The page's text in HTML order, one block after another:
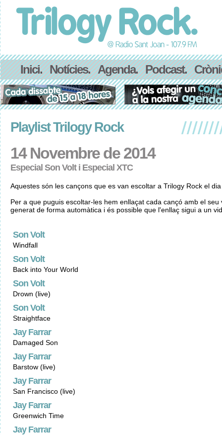
Inici. Notícies. Agenda. Podcast.
Playlist Trilogy Rock
14 Novembre de 2014
Especial Son Volt i Especial XTC
Aquestes són les cançons que es van escoltar a Trilogy Rock el
Per a que puguis escoltar-les hem enllaçat cada cançó amb el
generat de forma automàtica i és possible que l'enllaç sigui a un
Son Volt
Windfall
Son Volt
Back into Your World
Son Volt
Drown (live)
Son Volt
Straightface
Jay Farrar
Damaged Son
Jay Farrar
Barstow (live)
Jay Farrar
San Francisco (live)
Jay Farrar
Greenwich Time
Jay Farrar